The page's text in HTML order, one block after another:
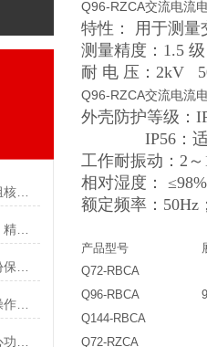
轴向双金属温度计凭啥出圈？这组核心特点给出了答案
轴向双金属温度计常见故障别慌！精准定位，轻松搞定难题
轴向双金属温度计怎么用？这份操作指南，新手也能快速拿捏！
Q96-RZCA交流电流
特性： 用于测
测量精度：1.5
耐 电 压：2kV
Q96-RZCA交流电流
外壳防护等级：
IP56：适用
工作耐振动：2
相对湿度：
额定频率：50Hz
产品型号
Q72-RBCA
Q96-RBCA
Q144-RBCA
Q72-RZCA